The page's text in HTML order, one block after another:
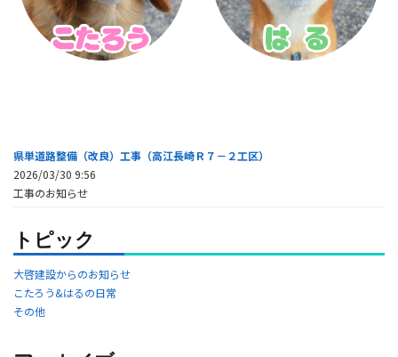
県単道路整備（改良）工事（高江長崎Ｒ７－２工区）
2026/03/30 9:56
工事のお知らせ
トピック
大啓建設からのお知らせ
こたろう&はるの日常
その他